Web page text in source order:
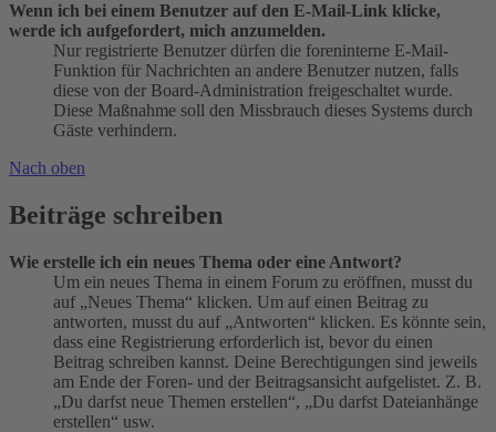
Wenn ich bei einem Benutzer auf den E-Mail-Link klicke,
werde ich aufgefordert, mich anzumelden.
Nur registrierte Benutzer dürfen die foreninterne E-Mail-
Funktion für Nachrichten an andere Benutzer nutzen, falls
diese von der Board-Administration freigeschaltet wurde.
Diese Maßnahme soll den Missbrauch dieses Systems durch
Gäste verhindern.
Nach oben
Beiträge schreiben
Wie erstelle ich ein neues Thema oder eine Antwort?
Um ein neues Thema in einem Forum zu eröffnen, musst du
auf „Neues Thema“ klicken. Um auf einen Beitrag zu
antworten, musst du auf „Antworten“ klicken. Es könnte sein,
dass eine Registrierung erforderlich ist, bevor du einen
Beitrag schreiben kannst. Deine Berechtigungen sind jeweils
am Ende der Foren- und der Beitragsansicht aufgelistet. Z. B.
„Du darfst neue Themen erstellen“, „Du darfst Dateianhänge
erstellen“ usw.